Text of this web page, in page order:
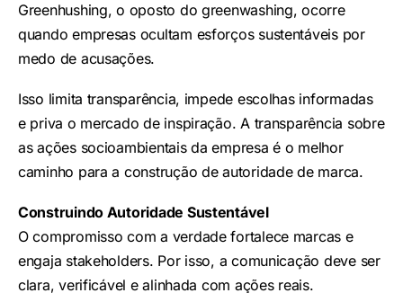
Greenhushing, o oposto do greenwashing, ocorre
quando empresas ocultam esforços sustentáveis por
medo de acusações.
Isso limita transparência, impede escolhas informadas
e priva o mercado de inspiração. A transparência sobre
as ações socioambientais da empresa é o melhor
caminho para a construção de autoridade de marca.
Construindo Autoridade Sustentável
O compromisso com a verdade fortalece marcas e
engaja stakeholders. Por isso, a comunicação deve ser
clara, verificável e alinhada com ações reais.